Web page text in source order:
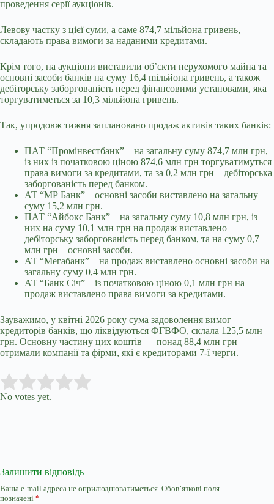
проведення серії аукціонів.
Левову частку з цієї суми, а саме 874,7 мільйона гривень,
складають права вимоги за наданими кредитами.
Крім того, на аукціони виставили об’єкти нерухомого майна та
основні засоби банків на суму 16,4 mільйона гривень, а також
дебіторську заборгованість перед фінансовими установами, яка
торгуватиметься за 10,3 мільйона гривень.
Так, упродовж тижня заплановано продаж активів таких банків:
ПАТ “Промінвестбанк” – на загальну суму 874,7 млн грн,
із них із початковою ціною 874,6 млн грн торгуватимуться
права вимоги за кредитами, та за 0,2 млн грн – дебіторська
заборгованість перед банком.
АТ “МР Банк” – основні засоби виставлено на загальну
суму 15,2 млн грн.
ПАТ “Айбокс Банк” – на загальну суму 10,8 млн грн, із
них на суму 10,1 млн грн на продаж виставлено
дебіторську заборгованість перед банком, та на суму 0,7
млн грн – основні засоби.
АТ “Мегабанк” – на продаж виставлено основні засоби на
загальну суму 0,4 млн грн.
АТ “Банк Січ” – із початковою ціною 0,1 млн грн на
продаж виставлено права вимоги за кредитами.
Зауважимо, у квітні 2026 року сума задоволення вимог
кредиторів банків, що ліквідуються ФГВФО, склала 125,5 млн
грн. Основну частину цих коштів — понад 88,4 млн грн —
отримали компанії та фірми, які є кредиторами 7-ї черги.
Rate this item:
No votes yet.
Залишити відповідь
Ваша e-mail адреса не оприлюднюватиметься. Обов’язкові поля
позначені *